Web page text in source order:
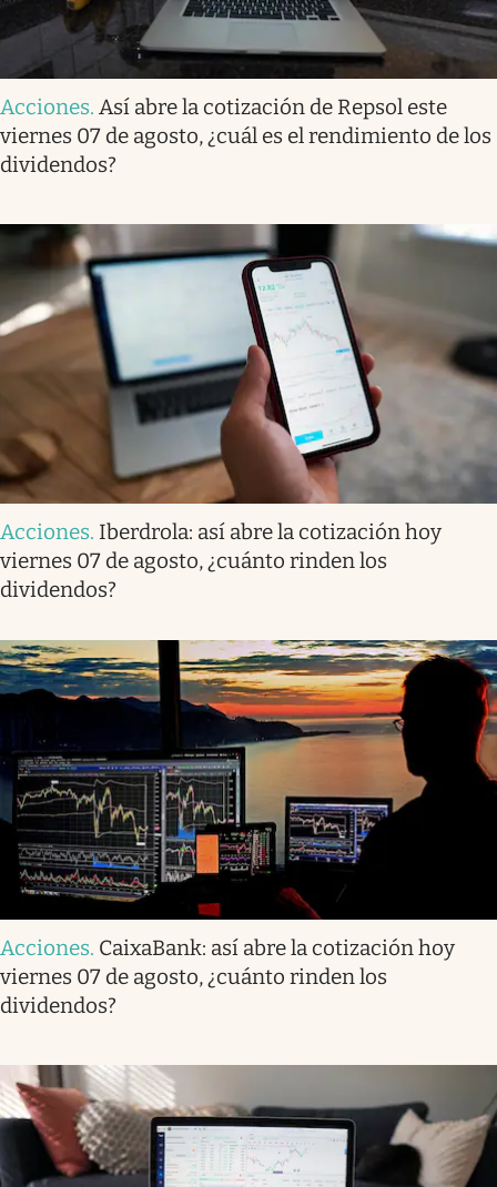
Acciones. Así abre la cotización de Repsol este
viernes 07 de agosto, ¿cuál es el rendimiento de los
dividendos?
Acciones. Iberdrola: así abre la cotización hoy
viernes 07 de agosto, ¿cuánto rinden los
dividendos?
Acciones. CaixaBank: así abre la cotización hoy
viernes 07 de agosto, ¿cuánto rinden los
dividendos?